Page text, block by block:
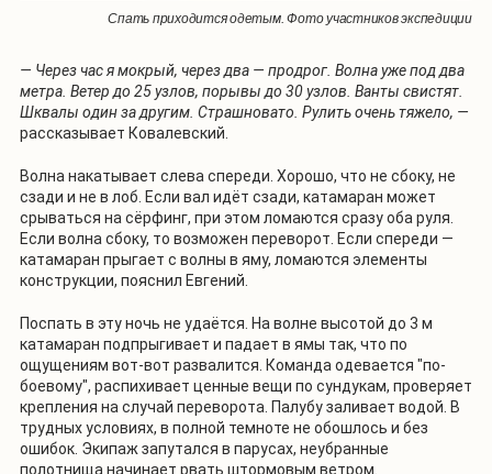
Спать приходится одетым. Фото участников экспедиции
— Через час я мокрый, через два — продрог. Волна уже под два
метра. Ветер до 25 узлов, порывы до 30 узлов. Ванты свистят.
Шквалы один за другим. Страшновато. Рулить очень тяжело, —
рассказывает Ковалевский.
Волна накатывает слева спереди. Хорошо, что не сбоку, не
сзади и не в лоб. Если вал идёт сзади, катамаран может
срываться на сёрфинг, при этом ломаются сразу оба руля.
Если волна сбоку, то возможен переворот. Если спереди —
катамаран прыгает с волны в яму, ломаются элементы
конструкции, пояснил Евгений.
Поспать в эту ночь не удаётся. На волне высотой до 3 м
катамаран подпрыгивает и падает в ямы так, что по
ощущениям вот-вот развалится. Команда одевается "по-
боевому", распихивает ценные вещи по сундукам, проверяет
крепления на случай переворота. Палубу заливает водой. В
трудных условиях, в полной темноте не обошлось и без
ошибок. Экипаж запутался в парусах, неубранные
полотнища начинает рвать штормовым ветром.